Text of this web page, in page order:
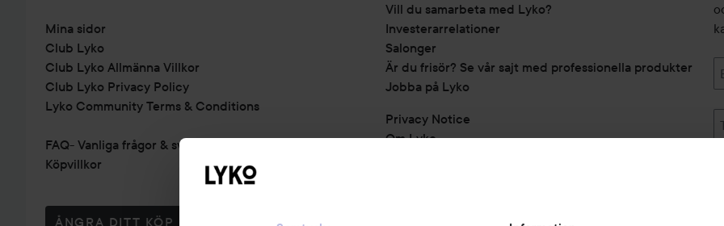
Mina sidor
Club Lyko
Club Lyko Allmänna Villkor
Club Lyko Privacy Policy
Lyko Community Terms & Conditions
FAQ- Vanliga frågor & svar
Köpvillkor
ÅNGRA DITT KÖP
Vill du samarbeta med Lyko?
Investerarrelationer
Salonger
Är du frisör? Se vår sajt med professionella produkter
Jobba på Lyko
Privacy Notice
Om Lyko